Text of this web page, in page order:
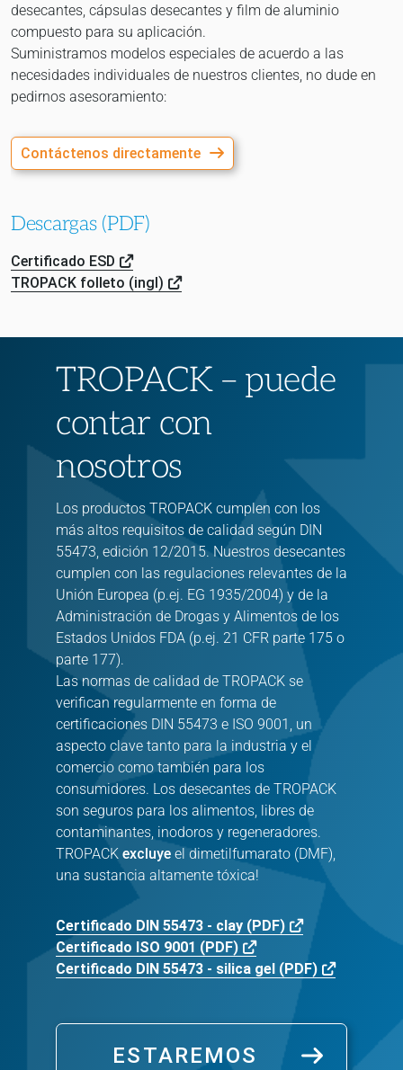
desecantes, cápsulas desecantes y film de aluminio
compuesto para su aplicación.
Suministramos modelos especiales de acuerdo a las
necesidades individuales de nuestros clientes, no dude en
pedirnos asesoramiento:
Contáctenos directamente
Descargas (PDF)
Certificado ESD
TROPACK folleto (ingl)
TROPACK – puede
contar con
nosotros
Los productos TROPACK cumplen con los
más altos requisitos de calidad según DIN
55473, edición 12/2015. Nuestros desecantes
cumplen con las regulaciones relevantes de la
Unión Europea (p.ej. EG 1935/2004) y de la
Administración de Drogas y Alimentos de los
Estados Unidos FDA (p.ej. 21 CFR parte 175 o
parte 177).
Las normas de calidad de TROPACK se
verifican regularmente en forma de
certificaciones DIN 55473 e ISO 9001, un
aspecto clave tanto para la industria y el
comercio como también para los
consumidores. Los desecantes de TROPACK
son seguros para los alimentos, libres de
contaminantes, inodoros y regeneradores.
TROPACK excluye el dimetilfumarato (DMF),
una sustancia altamente tóxica!
Certificado DIN 55473 - clay (PDF)
Certificado ISO 9001 (PDF)
Certificado DIN 55473 - silica gel (PDF)
ESTAREMOS